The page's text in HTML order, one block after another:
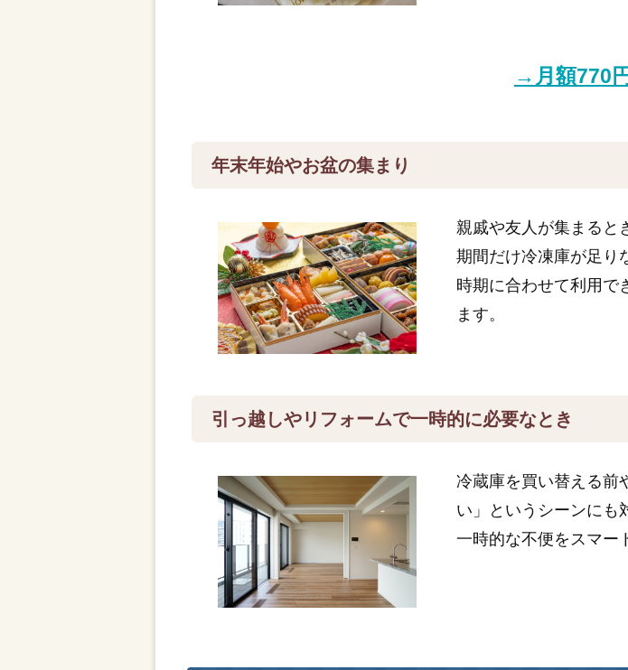
→月額770
年末年始やお盆の集まり
親戚や友人が集まると
期間だけ冷凍庫が足り
時期に合わせて利用で
ます。
引っ越しやリフォームで一時的に必要なとき
冷蔵庫を買い替える前
い」というシーンにも
一時的な不便をスマー